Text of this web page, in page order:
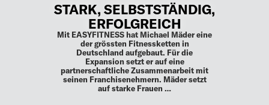
STARK, SELBSTSTÄNDIG,
ERFOLGREICH
Mit EASYFITNESS hat Michael Mäder eine
der grössten Fitnessketten in
Deutschland aufgebaut. Für die
Expansion setzt er auf eine
partnerschaftliche Zusammenarbeit mit
seinen Franchisenehmern. Mäder setzt
auf starke Frauen …